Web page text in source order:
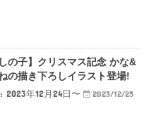
しの子】クリスマス記念 かな&
の描き下ろしイラスト登場!
2023年12月24日〜
2023/12/25